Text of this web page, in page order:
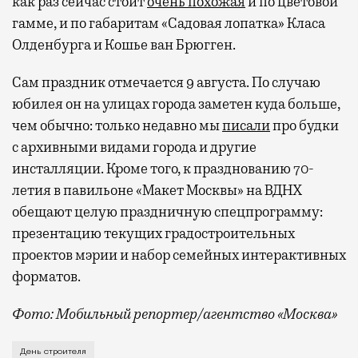
гамме, и по габаритам «Садовая лопатка» Класа
Олденбурга и Кошье ван Брюгген.
Сам праздник отмечается 9 августа. По случаю
юбилея он на улицах города заметен куда больше,
чем обычно: только недавно мыписалипро будки
с архивными видами города и другие
инсталляции. Кроме того, к празднованию 70-
летия в павильоне «Макет Москвы» на ВДНХ
обещают целую праздничную спецпрограмму:
презентацию текущих градостроительных
проектов мэрии и набор семейных интерактивных
форматов.
Фото: Мобильный репортер/агентство «Москва»
Это каска в фирменных цветах департамента
День строителя